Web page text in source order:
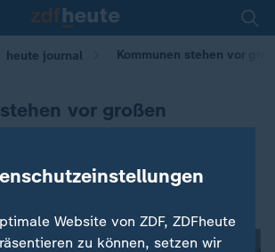
heute journal Kommunen stehen vor
vor großen
Website von ZDF, ZDFheute
zu können, setzen wir